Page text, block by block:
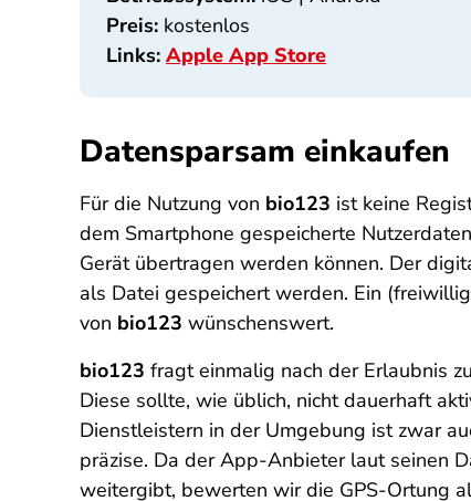
Preis: kostenlos
Links: Apple App Store
Datensparsam einkaufen
Für die Nutzung von bio123 ist keine
dem Smartphone gespeicherte
Gerät übertragen werden können. Der
als Datei gespeichert werden. Ein
von bio123 wünschenswert.
bio123 fragt einmalig nach der Erlaubnis
Diese sollte, wie üblich, nicht dauerhaft
Dienstleistern in der Umgebung ist zwar
präzise. Da der App-Anbieter laut seinen
weitergibt, bewerten wir die GPS-Ortung